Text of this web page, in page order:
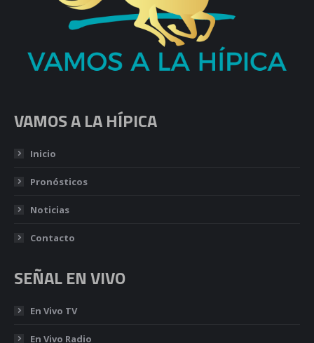
VAMOS A LA HÍPICA
Inicio
Pronósticos
Noticias
Contacto
SEÑAL EN VIVO
En Vivo TV
En Vivo Radio